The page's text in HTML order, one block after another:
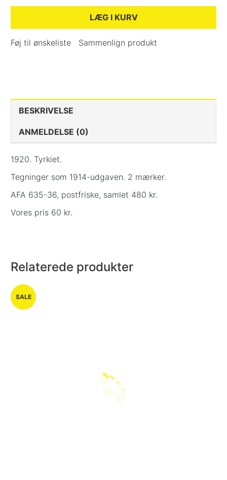
LÆG I KURV
Føj til ønskeliste Sammenlign produkt
BESKRIVELSE
ANMELDELSE (0)
1920. Tyrkiet.
Tegninger som 1914-udgaven. 2 mærker.
AFA 635-36, postfriske, samlet 480 kr.
Vores pris 60 kr.
Relaterede produkter
SALE